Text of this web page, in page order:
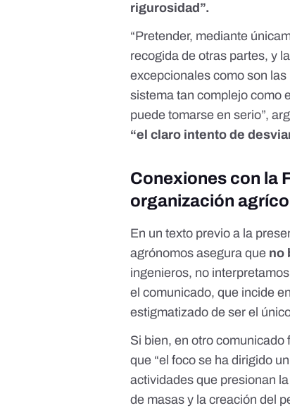
rigurosidad”.
“Pretender, mediante
recogida de otras partes, y
excepcionales como son
sistema tan complejo como
puede tomarse en serio”,
“el claro intento de
Conexiones con la
organización
En untexto previo a la
agrónomos asegura que no
ingenieros, no
el comunicado, que incide
estigmatizado de ser el
Si bien,en otro comunicado
que “el foco se ha dirigido
actividades que presionan
de masas y la creación del